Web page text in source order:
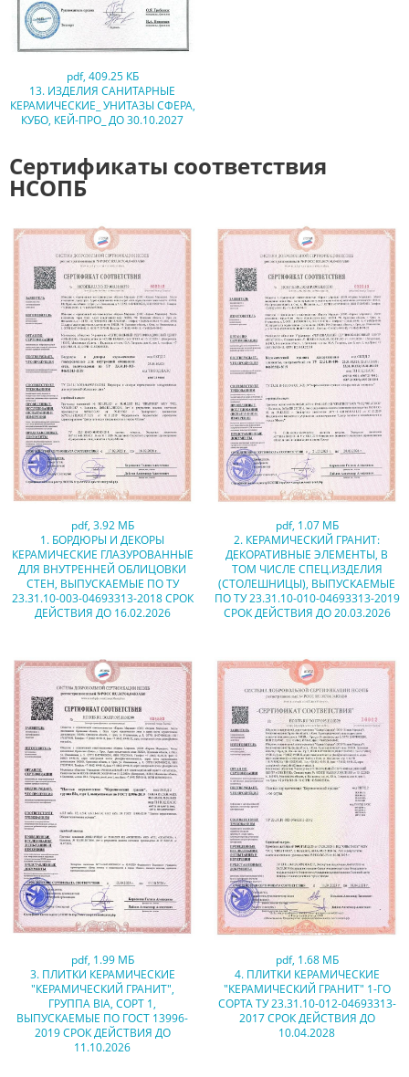
pdf, 409.25 КБ
13. ИЗДЕЛИЯ САНИТАРНЫЕ
КЕРАМИЧЕСКИЕ_ УНИТАЗЫ СФЕРА,
КУБО, КЕЙ-ПРО_ ДО 30.10.2027
Сертификаты соответствия
НСОПБ
pdf, 3.92 МБ
1. БОРДЮРЫ И ДЕКОРЫ
КЕРАМИЧЕСКИЕ ГЛАЗУРОВАННЫЕ
ДЛЯ ВНУТРЕННЕЙ ОБЛИЦОВКИ
СТЕН, ВЫПУСКАЕМЫЕ ПО ТУ
23.31.10-003-04693313-2018 СРОК
ДЕЙСТВИЯ ДО 16.02.2026
pdf, 1.07 МБ
2. КЕРАМИЧЕСКИЙ ГРАНИТ:
ДЕКОРАТИВНЫЕ ЭЛЕМЕНТЫ, В
ТОМ ЧИСЛЕ СПЕЦ.ИЗДЕЛИЯ
(СТОЛЕШНИЦЫ), ВЫПУСКАЕМЫЕ
ПО ТУ 23.31.10-010-04693313-2019
СРОК ДЕЙСТВИЯ ДО 20.03.2026
pdf, 1.99 МБ
3. ПЛИТКИ КЕРАМИЧЕСКИЕ
"КЕРАМИЧЕСКИЙ ГРАНИТ",
ГРУППА BIA, СОРТ 1,
ВЫПУСКАЕМЫЕ ПО ГОСТ 13996-
2019 СРОК ДЕЙСТВИЯ ДО
11.10.2026
pdf, 1.68 МБ
4. ПЛИТКИ КЕРАМИЧЕСКИЕ
"КЕРАМИЧЕСКИЙ ГРАНИТ" 1-ГО
СОРТА ТУ 23.31.10-012-04693313-
2017 СРОК ДЕЙСТВИЯ ДО
10.04.2028